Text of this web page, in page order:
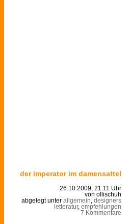
der imperator im damensattel
26.10.2009, 21:11 Uhr
von ollischuh
abgelegt unter allgemein designers
letteratur, empfehlungen
7 Kommentare